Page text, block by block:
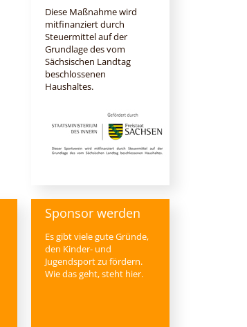
Diese Maßnahme wird
mitfinanziert durch
Steuermittel auf der
Grundlage des vom
Sächsischen Landtag
beschlossenen
Haushaltes.
Sponsor werden
Es gibt viele gute Gründe,
den Kinder- und
Jugendsport zu fördern.
Wie das geht, steht hier.